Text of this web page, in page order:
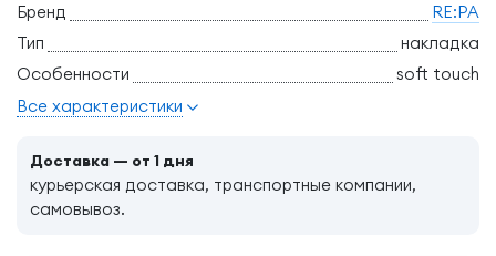
Бренд
RE:PA
Тип
накладка
Особенности
soft touch
Все характеристики
Доставка — от 1 дня
курьерская доставка, транспортные компании,
самовывоз.